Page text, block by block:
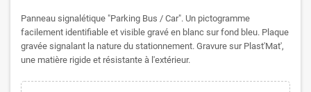
Panneau signalétique "Parking Bus / Car". Un pictogramme
facilement identifiable et visible gravé en blanc sur fond bleu. Plaque
gravée signalant la nature du stationnement. Gravure sur Plast'Mat',
une matière rigide et résistante à l'extérieur.